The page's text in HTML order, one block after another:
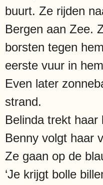
buurt. Ze rijden
Bergen aan Zee.
borsten tegen
eerste vuur in
Even later
strand.
Belinda trekt haar
Benny volgt haar
Ze gaan op de
‘Je krijgt bolle